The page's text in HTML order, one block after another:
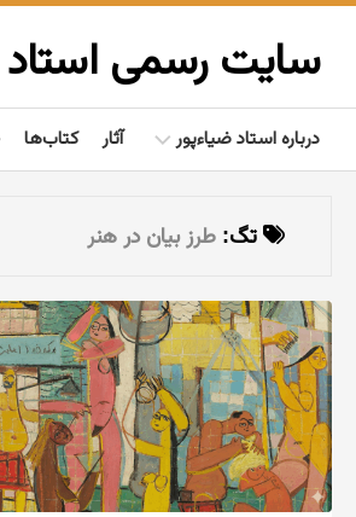
Skip
contentسایت رسمی استاد
درباره استاد ضیاءپور
مردم‌شناسی
تألیفات
فعالیت‌ها
آثار کتاب‌ها
تگ: طرز بیان در هنر